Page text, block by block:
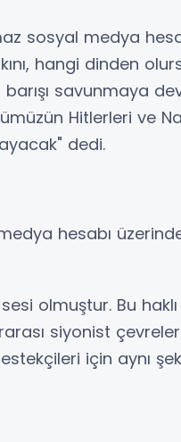
sosyal medya
hangi dinden
savunmaya
Hitlerleri ve
dedi.
hesabı
olmuştur. Bu
siyonist
için aynı